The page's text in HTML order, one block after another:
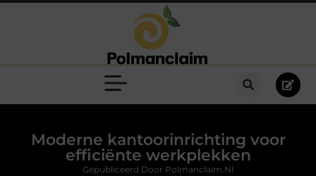
Moderne kantoorinrichting voor
efficiënte werkplekken
Gepubliceerd Door Polmanclaim.nl